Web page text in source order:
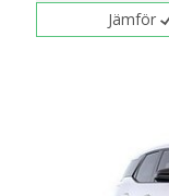
Jämför